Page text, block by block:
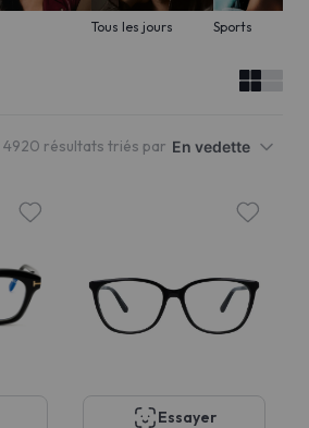
Tous les jours Sports
4920 résultats triés par En vedette
Essayer